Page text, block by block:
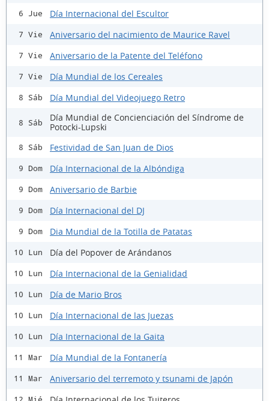
6 Jue Día Internacional del Escultor
7 Vie Aniversario del nacimiento de Maurice Ravel
7 Vie Aniversario de la Patente del Teléfono
7 Vie Día Mundial de los Cereales
8 Sáb Día Mundial del Videojuego Retro
8 Sáb
Día Mundial de Concienciación del Síndrome de
Potocki-Lupski
8 Sáb Festividad de San Juan de Dios
9 Dom Día Internacional de la Albóndiga
9 Dom Aniversario de Barbie
9 Dom Día Internacional del DJ
9 Dom Dia Mundial de la Totilla de Patatas
10 Lun Día del Popover de Arándanos
10 Lun Día Internacional de la Genialidad
10 Lun Día de Mario Bros
10 Lun Día Internacional de las Juezas
10 Lun Día Internacional de la Gaita
11 Mar Día Mundial de la Fontanería
11 Mar Aniversario del terremoto y tsunami de Japón